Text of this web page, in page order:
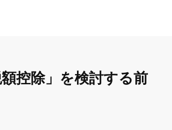
額控除」を検討する前